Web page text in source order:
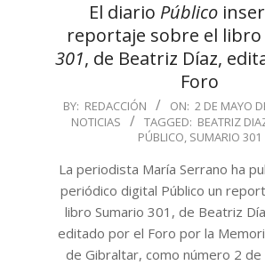
El diario Público
reportaje sobre el libro
301, de Beatriz Díaz,
Foro
2021-
05-
BY: REDACCIÓN ON: 2 DE MAYO
NOTICIAS
TAGGED: BEATRIZ
PÚBLICO SUMARIO 301
La periodista María Serrano ha
periódico digital Público un
libro Sumario 301, de Beatriz
editado por el Foro por la
de Gibraltar, como número 2 de